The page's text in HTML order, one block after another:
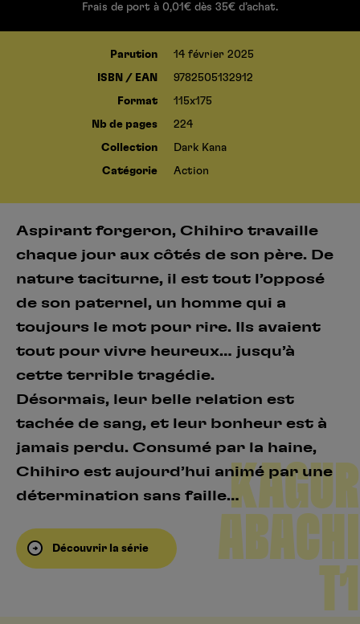
Frais de port à 0,01€ dès 35€ d’achat.
Parution 14 février 2025
ISBN / EAN 9782505132912
Format 115x175
Nb de pages 224
Collection Dark Kana
Catégorie Action
Aspirant forgeron, Chihiro travaille
chaque jour aux côtés de son père. De
nature taciturne, il est tout l’opposé
de son paternel, un homme qui a
toujours le mot pour rire. Ils avaient
tout pour vivre heureux… jusqu’à
cette terrible tragédie.
Désormais, leur belle relation est
tachée de sang, et leur bonheur est à
jamais perdu. Consumé par la haine,
Chihiro est aujourd’hui animé par une
détermination sans faille…
Découvrir la série
KAGUR
ABACHI
T1